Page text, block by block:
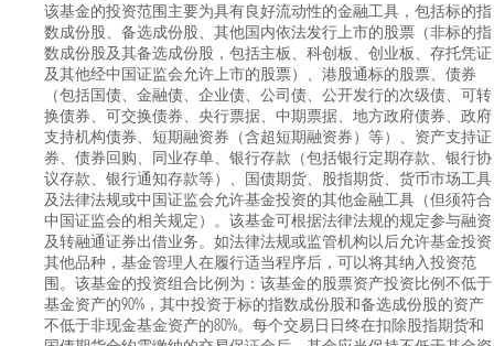
该基金的投资范围主要为具有良好流动性的金融工具，包括标的指
数成份股、备选成份股、其他国内依法发行上市的股票（非标的指
数成份股及其备选成份股，包括主板、科创板、创业板、存托凭证
及其他经中国证监会允许上市的股票）、港股通标的股票、债券
（包括国债、金融债、企业债、公司债、公开发行的次级债、可转
换债券、可交换债券、央行票据、中期票据、地方政府债券、政府
支持机构债券、短期融资券（含超短期融资券）等）、资产支持证
券、债券回购、同业存单、银行存款（包括银行定期存款、银行协
议存款、银行通知存款等）、国债期货、股指期货、货币市场工具
及法律法规或中国证监会允许基金投资的其他金融工具（但须符合
中国证监会的相关规定）。该基金可根据法律法规的规定参与融资
及转融通证券出借业务。如法律法规或监管机构以后允许基金投资
其他品种，基金管理人在履行适当程序后，可以将其纳入投资范
围。该基金的投资组合比例为：该基金的股票资产投资比例不低于
基金资产的90%，其中投资于标的指数成份股和备选成份股的资产
不低于非现金基金资产的80%。每个交易日日终在扣除股指期货和